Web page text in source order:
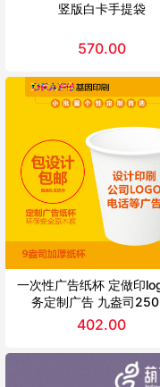
竖版白卡手提袋
570.00
一次性广告纸杯 定做印
务定制广告 九盎司
402.00